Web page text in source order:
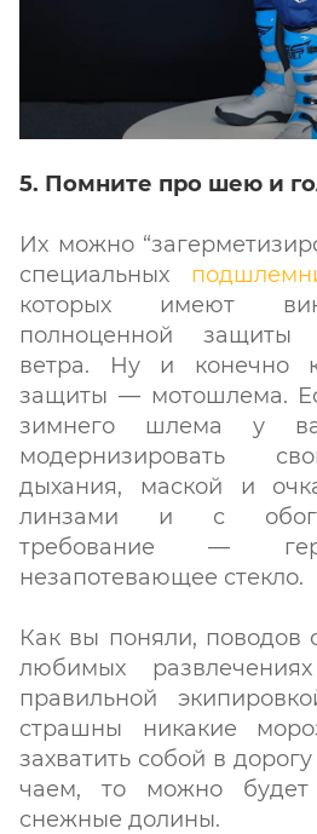
5. Помните про шею и
Их можно
специальных
которых имеют
полноценной защиты
ветра. Ну и конечно
защиты — мотошлема.
зимнего шлема у
модернизировать
дыхания, маской и
линзами и с
требование —
незапотевающее стекло.
Как вы поняли, поводов
любимых
правильной
страшны никакие
захватить собой в
чаем, то можно будет
снежные долины.